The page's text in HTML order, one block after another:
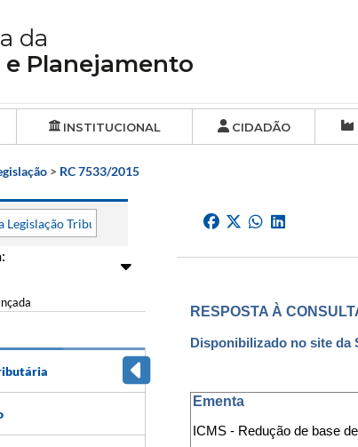
da
e Planejamento
INSTITUCIONAL CIDADÃO
> RC 7533/2015
RESPOSTA À
Disponibilizado no site da
Ementa
ICMS - Redução de base